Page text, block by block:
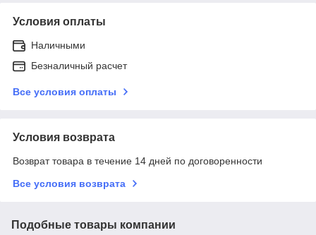
Условия оплаты
Наличными
Безналичный расчет
Все условия оплаты
Условия возврата
Возврат товара в течение 14 дней по договоренности
Все условия возврата
Подобные товары компании